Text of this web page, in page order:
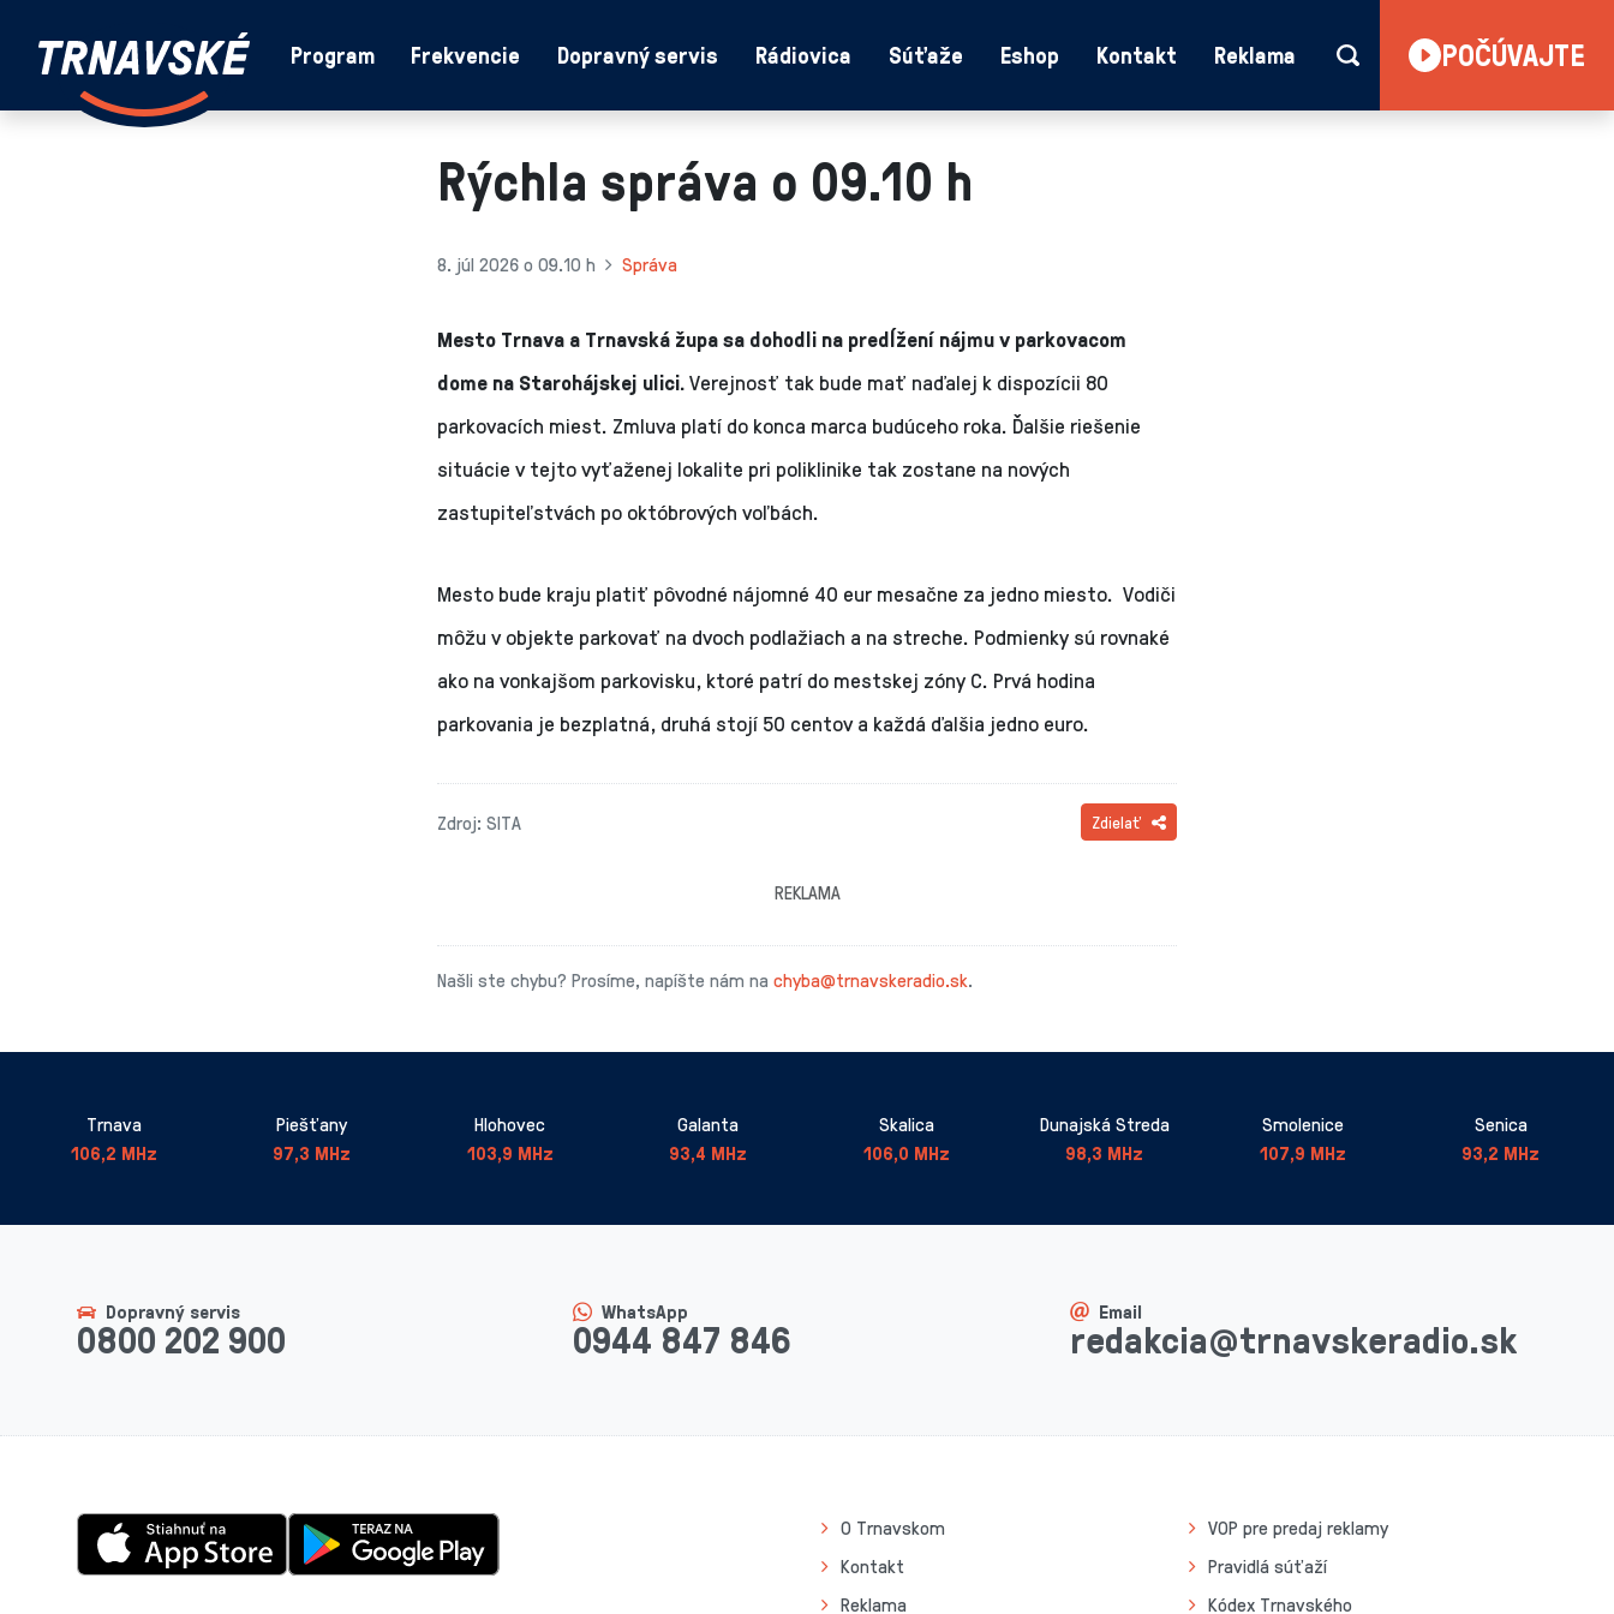
Skočiť na obsah
TrnavskéProgram Frekvencie Dopravný servis Rádiovica Súťaže Eshop Kontakt Reklama POČÚVAJTE
Rýchla správa o 09.10 h
8. júl 2026 o 09.10 h Správa
Mesto Trnava a Trnavská župa sa dohodli na predĺžení nájmu v parkovacom
dome na Starohájskej ulici.Verejnosť tak bude mať naďalej k dispozícii 80
parkovacích miest. Zmluva platí do konca marca budúceho roka. Ďalšie riešenie
situácie v tejto vyťaženej lokalite pri poliklinike tak zostane na nových
zastupiteľstvách po októbrových voľbách.
Mesto bude kraju platiť pôvodné nájomné 40 eur mesačne za jedno miesto. Vodiči
môžu v objekte parkovať na dvoch podlažiach a na streche. Podmienky sú rovnaké
ako na vonkajšom parkovisku, ktoré patrí do mestskej zóny C. Prvá hodina
parkovania je bezplatná, druhá stojí 50 centov a každá ďalšia jedno euro.
Zdroj: SITA Zdielať
REKLAMA
Našli ste chybu? Prosíme, napíšte nám na chyba@trnavskeradio.sk.
Trnava
106,2 MHz
Piešťany
97,3 MHz
Hlohovec
103,9 MHz
Galanta
93,4 MHz
Skalica
106,0 MHz
Dunajská Streda
98,3 MHz
Smolenice
107,9 MHz
Senica
93,2 MHz
Dopravný servis
0800 202 900
WhatsApp
0944 847 846
Email
redakcia@trnavskeradio.sk
O Trnavskom
Kontakt
Reklama
VOP pre predaj reklamy
Pravidlá súťaží
Kódex Trnavského